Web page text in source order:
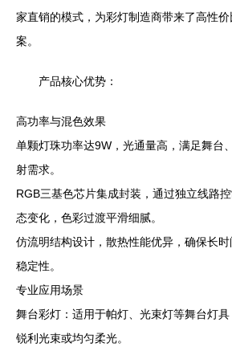
家直销的模式，为彩灯制造商带来了高性
案。
产品核心优势：
高功率与混色效果
单颗灯珠功率达9W，光通量高，满足舞台
射需求。
RGB三基色芯片集成封装，通过独立线路
态变化，色彩过渡平滑细腻。
仿流明结构设计，散热性能优异，确保长
稳定性。
专业应用场景
舞台彩灯：适用于帕灯、光束灯等舞台灯
锐利光束或均匀柔光。